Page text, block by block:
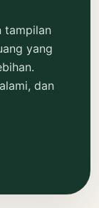
tampilan
yang
dan